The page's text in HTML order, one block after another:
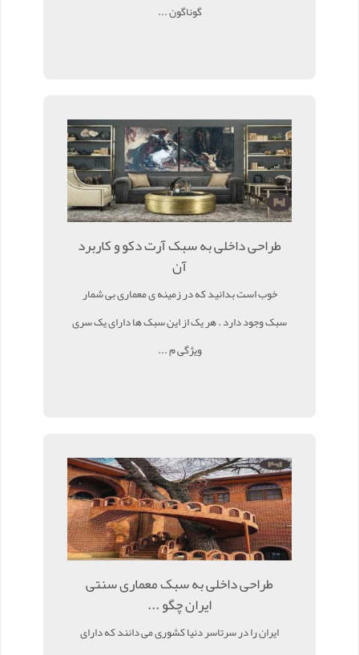
گوناگون ...
طراحی داخلی به سبک آرت دکو و کاربرد
آن
خوب است بدانید که در زمینه ی معماری بی شمار
سبک وجود دارد . هر یک از این سبک ها دارای یک سری
ویژگی م ...
طراحی داخلی به سبک معماری سنتی
ایران چگو ...
ایران را در سرتاسر دنیا کشوری می دانند که دارای